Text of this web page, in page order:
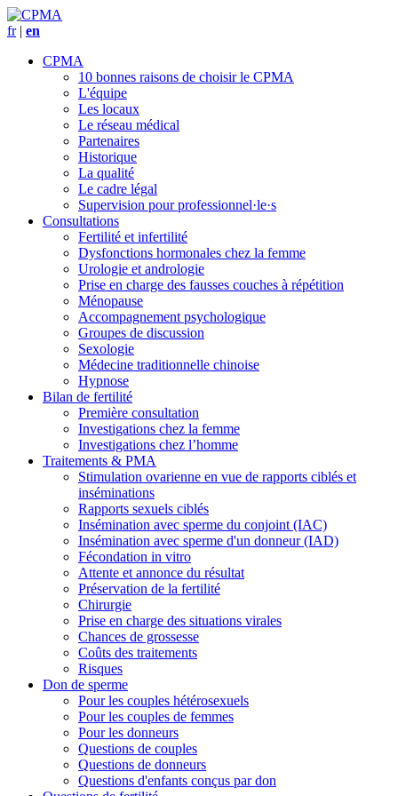
fr| en
CPMA
10 bonnes raisons de choisir le CPMA
L'équipe
Les locaux
Le réseau médical
Partenaires
Historique
La qualité
Le cadre légal
Supervision pour professionnel·le·s
Consultations
Fertilité et infertilité
Dysfonctions hormonales chez la femme
Urologie et andrologie
Prise en charge des fausses couches à répétition
Ménopause
Accompagnement psychologique
Groupes de discussion
Sexologie
Médecine traditionnelle chinoise
Hypnose
Bilan de fertilité
Première consultation
Investigations chez la femme
Investigations chez l’homme
Traitements & PMA
Stimulation ovarienne en vue de rapports ciblés et
inséminations
Rapports sexuels ciblés
Insémination avec sperme du conjoint (IAC)
Insémination avec sperme d'un donneur (IAD)
Fécondation in vitro
Attente et annonce du résultat
Préservation de la fertilité
Chirurgie
Prise en charge des situations virales
Chances de grossesse
Coûts des traitements
Risques
Don de sperme
Pour les couples hétérosexuels
Pour les couples de femmes
Pour les donneurs
Questions de couples
Questions de donneurs
Questions d'enfants conçus par don